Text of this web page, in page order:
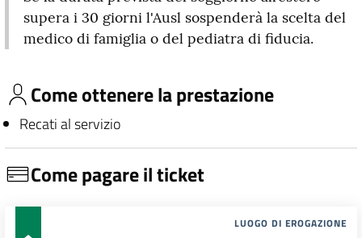
supera i 30 giorni l'Ausl sospenderà la scelta del
medico di famiglia o del pediatra di fiducia.
Come ottenere la prestazione
Recati al servizio
Come pagare il ticket
LUOGO DI EROGAZIONE